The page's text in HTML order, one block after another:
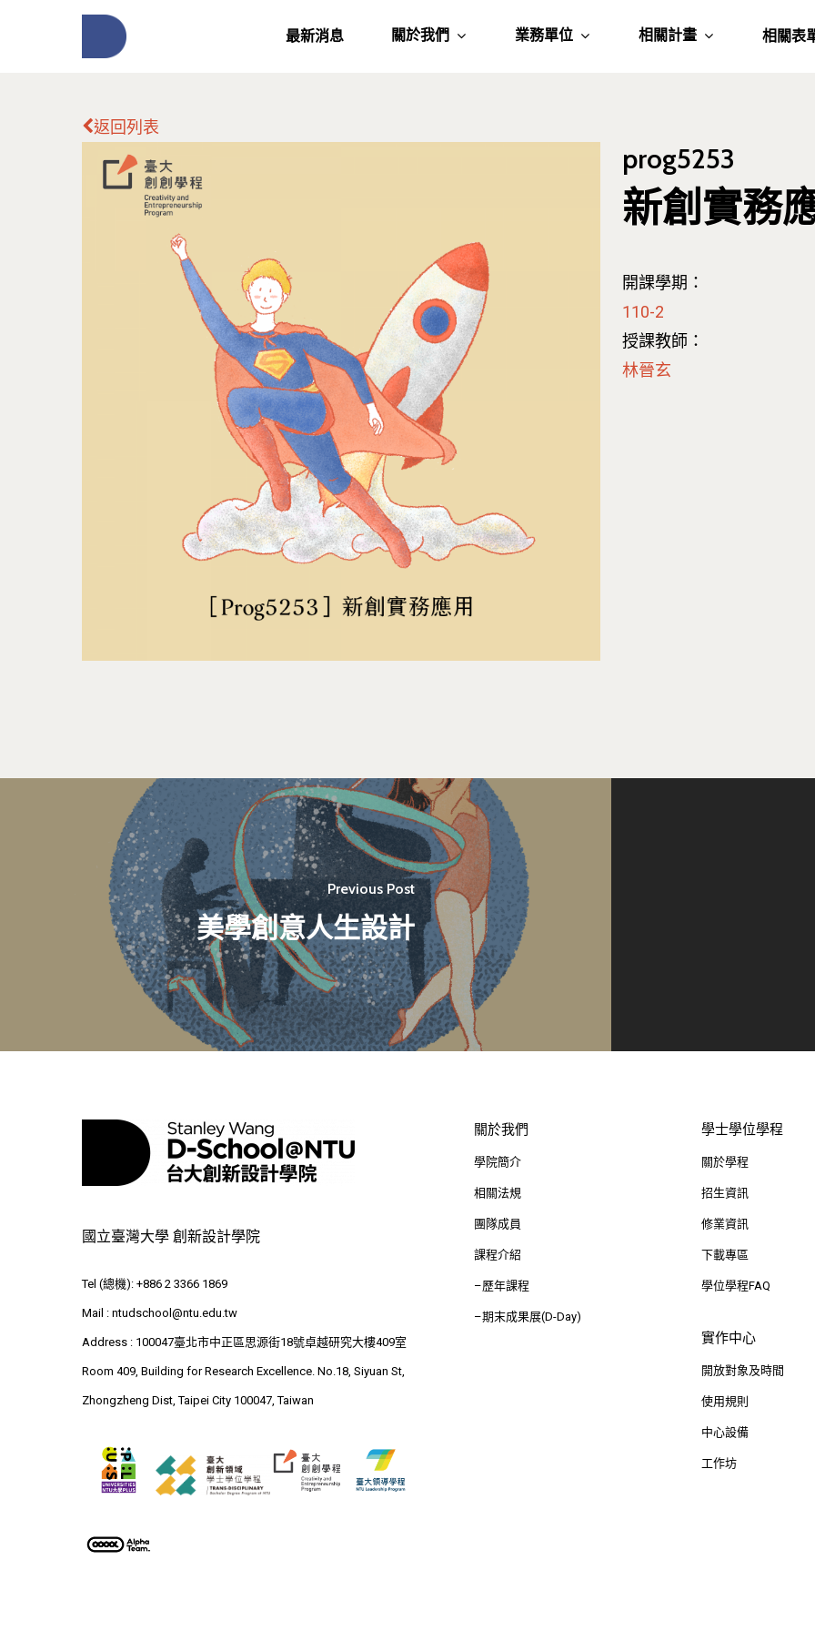
按下Enter開始搜尋，或Esc關閉跳窗
最新消息 關於我們 業務單位 相關計畫 相關表
返回列表
prog5253
新創實務
開課學期：
110-2
授課教師：
林晉玄
Previous Post
美學創意人生設計
國立臺灣大學 創新設計學院
Tel (總機): +886 2 3366 1869
Mail : ntudschool@ntu.edu.tw
Address : 100047臺北市中正區思源街18號卓越研究大樓409室
Room 409, Building for Research Excellence. No.18, Siyuan St,
Zhongzheng Dist, Taipei City 100047, Taiwan
關於我們
學院簡介
相關法規
團隊成員
課程介紹
–歷年課程
–期末成果展(D-Day)
學士學位學程
關於學程
招生資訊
修業資訊
下載專區
學位學程FAQ
實作中心
開放對象及時間
使用規則
中心設備
工作坊